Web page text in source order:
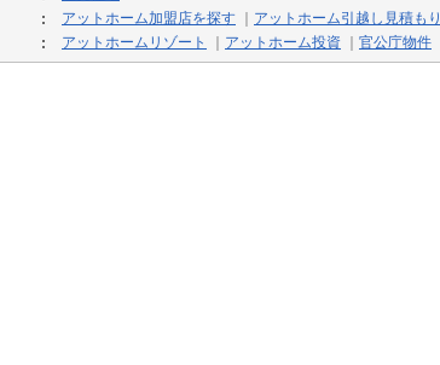
アットホーム加盟店を探す アットホーム引越し見積もり
アットホームリゾート アットホーム投資 官公庁物件